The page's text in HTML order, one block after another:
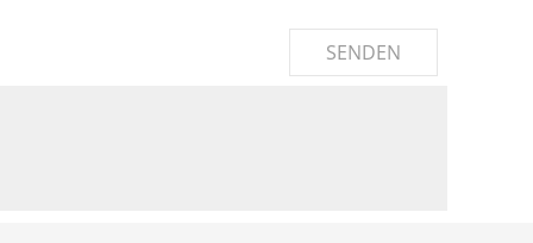
SENDEN